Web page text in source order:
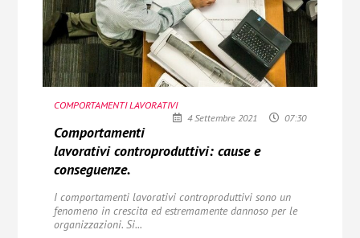
COMPORTAMENTI LAVORATIVI
4 Settembre 2021
07:30
Comportamenti
lavorativi controproduttivi: cause e
conseguenze.
I comportamenti lavorativi controproduttivi sono un
fenomeno in crescita ed estremamente dannoso per le
organizzazioni. Si...